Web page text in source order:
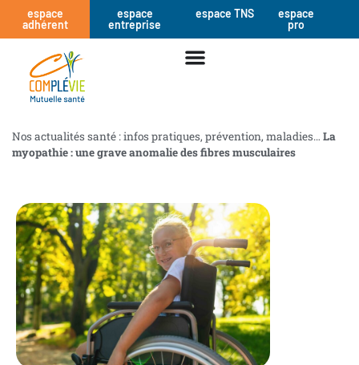
espace
adhérent
espace
entreprise
espace TNS
espace
pro
Nos actualités santé : infos pratiques, prévention, maladies… La
myopathie : une grave anomalie des fibres musculaires